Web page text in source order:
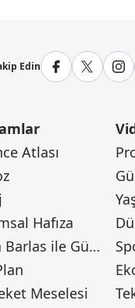
Edin
Atlası
Hafıza
Canan Barlas ile Gündem
Meselesi